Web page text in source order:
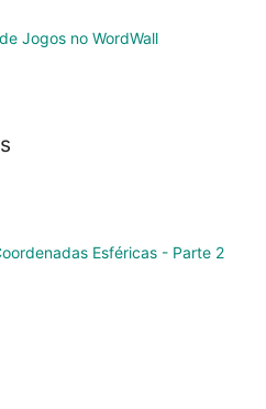
Jogos no WordWall
Esféricas - Parte 2